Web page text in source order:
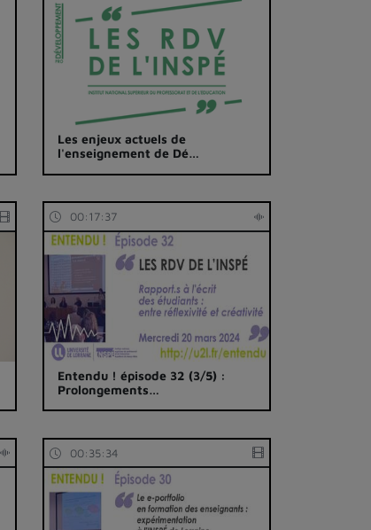
Les enjeux actuels de
l'enseignement de Dé…
00:17:37
Entendu ! épisode 32 (3/5) :
Prolongements…
00:35:34